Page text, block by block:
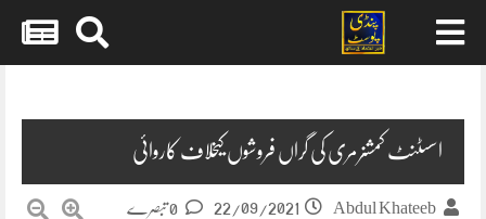
اسسٹنٹ کمشنرمری کی گراں فروشوں کیخلاف کاروائی
Abdul Khateeb
22/09/2021